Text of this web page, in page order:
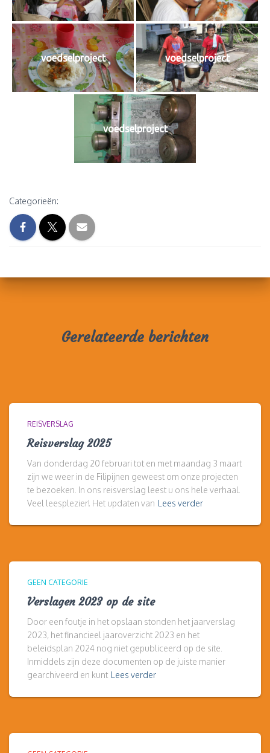
voedselproject voedselproject
voedselproject
Categorieën:
Gerelateerde berichten
REISVERSLAG
Reisverslag 2025
Van donderdag 20 februari tot en met maandag 3 maart
zijn we weer in de Filipijnen geweest om onze projecten
te bezoeken. In ons reisverslag leest u ons hele verhaal.
Veel leesplezier! Het updaten van Lees verder
GEEN CATEGORIE
Verslagen 2023 op de site
Door een foutje in het opslaan stonden het jaarverslag
2023, het financieel jaaroverzicht 2023 en het
beleidsplan 2024 nog niet gepubliceerd op de site.
Inmiddels zijn deze documenten op de juiste manier
gearchiveerd en kunt Lees verder